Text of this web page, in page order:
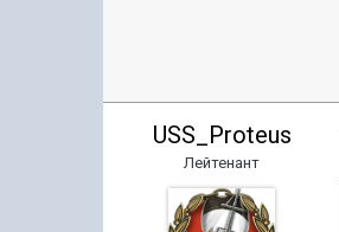
USS_Proteus
Лейтенант